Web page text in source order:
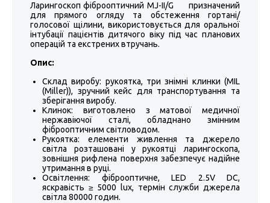
Ларингоскоп фіброоптичний MJ-II/G призначений
для прямого огляду та обстеження гортані/
голосової щілини, використовується для оральної
інтубації пацієнтів дитячого віку під час планових
операцій та екстрених втручань.
Опис:
Склад виробу: рукоятка, три знімні клинки (MIL
(Miller)), зручний кейс для транспортування та
зберігання виробу.
Клинок: виготовлено з матової медичної
нержавіючої сталі, обладнано змінним
фіброоптичним світловодом.
Рукоятка: елементи живлення та джерело
світла розташовані у рукоятці ларингоскопа,
зовнішня рифлена поверхня забезпечує надійне
утримання в руці.
Освітлення: фіброоптичне, LED 2.5V DC,
яскравість ≥ 5000 lux, термін служби джерела
світла 80000 годин.